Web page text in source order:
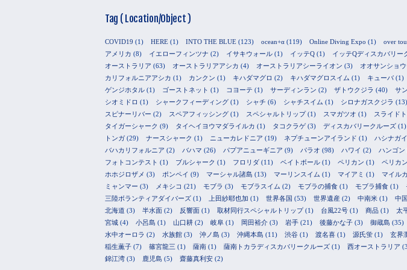
Tag ( Location/Object )
COVID19 (1) HERE (1) INTO THE BLUE (123) ocean+α (119) Online Diving Expo (1) over
アメリカ (8) イエローフィンツナ (2) イサキウォール (1) イッテQ (1) イッテQディスカバリー
オーストラリア (63) オーストラリアアシカ (4) オーストラリアシーライオン (3) オオサンショ
カリフォルニアアシカ (1) カンクン (1) キハダマグロ (2) キハダマグロスイム (1) キューバ (1)
ゲンジホタル (1) ゴーストネット (1) コヨーテ (1) サーディンラン (2) ザトウクジラ (40) サ
シオミドロ (1) シャークフィーディング (1) シャチ (6) シャチスイム (1) シロナガスクジラ (13)
スピナーリバー (2) スペアフィッシング (1) スペシャルトリップ(1) スマガツオ (1) スライド
タイガーシャーク (9) タイヘイヨウマダライルカ (1) タコクラゲ(3) ディスカバリークルーズ (1)
トンガ (29) ナースシャーク (1) ニューカレドニア (19) ネプチューンアイランド (1) ハシナガ
バハカリフォルニア (2) バハマ (26) パプアニューギニア (9) パラオ (98) ハワイ (2) ハンゴン
フォトコンテスト (1) ブルシャーク (1) フロリダ (11) ベイトボール (1) ペリカン (1) ペリカ
ホホジロザメ (3) ポンペイ (9) マーシャル諸島 (13) マーリンスイム (1) マイアミ (1) マイルカ
ミャンマー (3) メキシコ (21) モブラ (3) モブラスイム (2) モブラの捕食 (1) モブラ捕食 (1)
三陸ボランティアダイバーズ (1) 上田紗耶也加 (1) 世界各国 (53) 世界遺産 (2) 中南米 (1) 中国
北海道 (3) 半水面 (2) 反響面 (1) 取材同行スペシャルトリップ(1) 台風22号 (1) 商品 (1) 太
宮城 (4) 小呂島 (1) 山口耕 (2) 岐阜 (1) 岡田裕介 (3) 岩手 (21) 後藤かな子 (3) 御蔵島 (35)
水中オーロラ (2) 水族館 (3) 沖ノ島 (3) 沖縄本島 (11) 渋谷 (1) 渡名喜 (1) 源氏蛍 (1) 玄界
稲生薫子 (7) 篠宮龍三 (1) 薩南 (1) 薩南トカラディスカバリークルーズ (1) 西オーストラリア
錦江湾 (3) 鹿児島 (5) 齋藤真利安 (2)